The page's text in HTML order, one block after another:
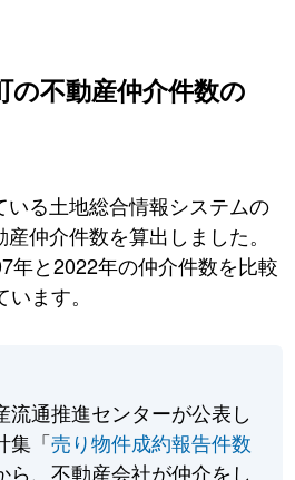
の不動産仲介件数の
る土地総合情報システムの
仲介件数を算出しました。
年と2022年の仲介件数を比較
ます。
流通推進センターが公表し
集「売り物件成約報告件数
ら、不動産会社が仲介をし